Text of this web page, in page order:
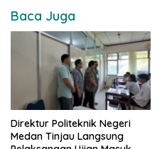
Baca Juga
Direktur Politeknik Negeri
Medan Tinjau Langsung